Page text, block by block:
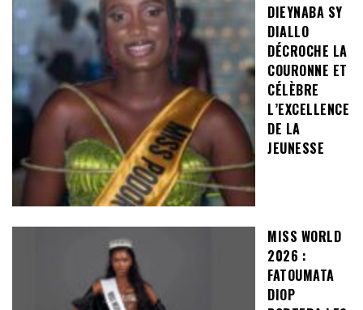
DIEYNABA SY
DIALLO
DÉCROCHE LA
COURONNE ET
CÉLÈBRE
L’EXCELLENCE
DE LA
JEUNESSE
MISS WORLD
2026 :
FATOUMATA
DIOP